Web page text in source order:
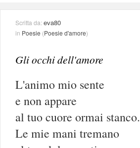
Scritta da:eva80
in Poesie (Poesie d'amore)
Gli occhi dell'amore
L'animo mio sente
e non appare
al tuo cuore ormai stanco.
Le mie mani tremano